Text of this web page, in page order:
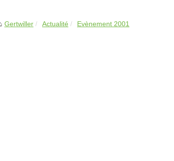
Gertwiller Actualité Evènement 2001